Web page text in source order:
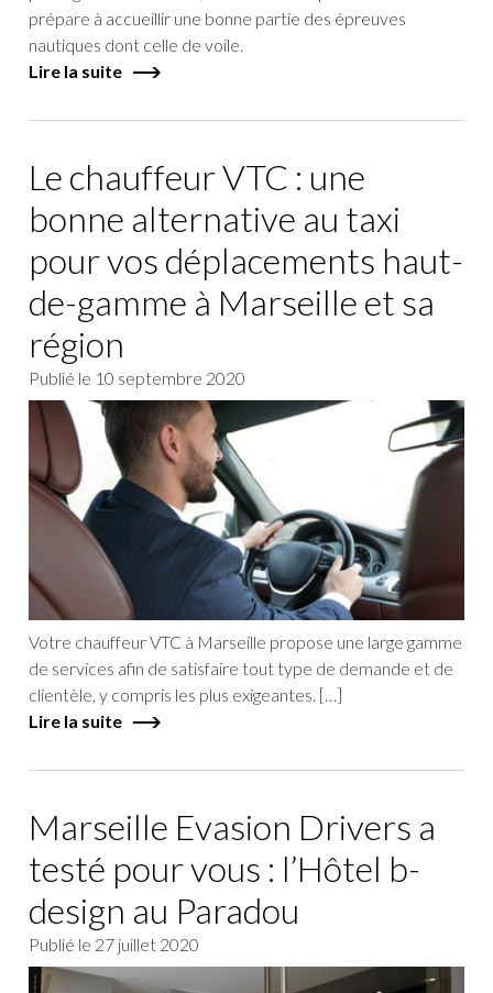
prépare à accueillir une bonne partie des épreuves
nautiques dont celle de voile.
Lire la suite
Le chauffeur VTC : une
bonne alternative au taxi
pour vos déplacements haut-
de-gamme à Marseille et sa
région
Publié le 10 septembre 2020
Votre chauffeur VTC à Marseille propose une large gamme
de services afin de satisfaire tout type de demande et de
clientèle, y compris les plus exigeantes. […]
Lire la suite
Marseille Evasion Drivers a
testé pour vous : l’Hôtel b-
design au Paradou
Publié le 27 juillet 2020